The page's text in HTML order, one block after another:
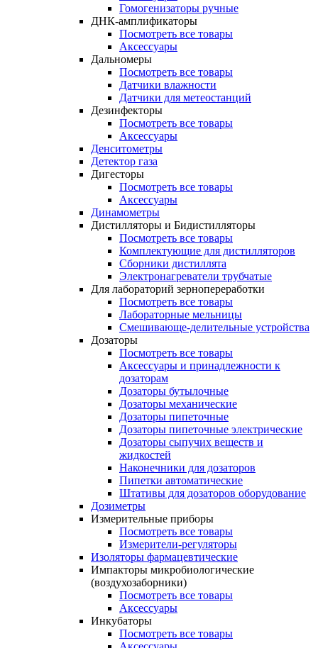
Гомогенизаторы ручные
ДНК-амплификаторы
Посмотреть все товары
Аксессуары
Дальномеры
Посмотреть все товары
Датчики влажности
Датчики для метеостанций
Дезинфекторы
Посмотреть все товары
Аксессуары
Денситометры
Детектор газа
Дигесторы
Посмотреть все товары
Аксессуары
Динамометры
Дистилляторы и Бидистилляторы
Посмотреть все товары
Комплектующие для дистилляторов
Сборники дистиллята
Электронагреватели трубчатые
Для лабораторий зернопереработки
Посмотреть все товары
Лабораторные мельницы
Смешивающе-делительные устройства
Дозаторы
Посмотреть все товары
Аксессуары и принадлежности к
дозаторам
Дозаторы бутылочные
Дозаторы механические
Дозаторы пипеточные
Дозаторы пипеточные электрические
Дозаторы сыпучих веществ и
жидкостей
Наконечники для дозаторов
Пипетки автоматические
Штативы для дозаторов оборудование
Дозиметры
Измерительные приборы
Посмотреть все товары
Измерители-регуляторы
Изоляторы фармацевтические
Импакторы микробиологические
(воздухозаборники)
Посмотреть все товары
Аксессуары
Инкубаторы
Посмотреть все товары